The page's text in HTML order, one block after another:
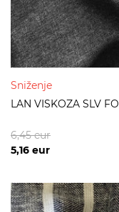
Sniženje
LAN VISKOZA SLV
5,16 eur
6,45eur